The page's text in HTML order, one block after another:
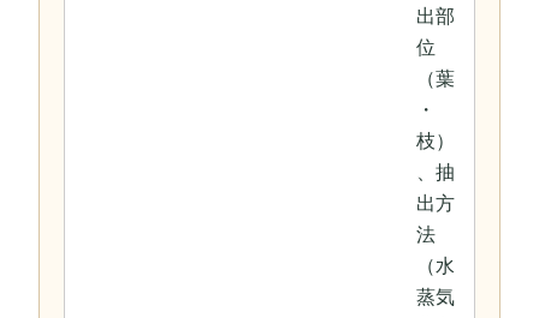
出部
位
（葉
・
枝）
、抽
出方
法
（水
蒸気